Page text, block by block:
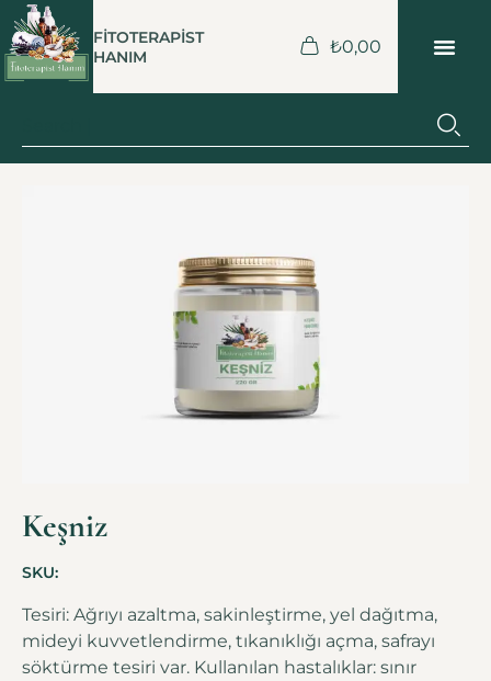
FİTOTERAPİST
HANIM
₺0,00
Keşniz
SKU:
Tesiri: Ağrıyı azaltma, sakinleştirme, yel dağıtma,
mideyi kuvvetlendirme, tıkanıklığı açma, safrayı
söktürme tesiri var. Kullanılan hastalıklar: sınır